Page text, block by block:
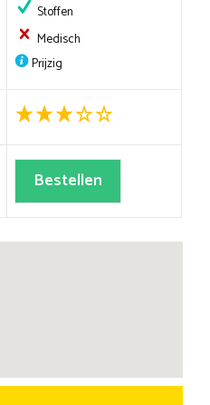
Stoffen
Medisch
Prijzig
Bestellen